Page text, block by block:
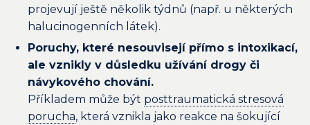
projevují ještě několik týdnů (např. u některých
halucinogenních látek).
Poruchy, které nesouvisejí přímo s intoxikací,
ale vznikly v důsledku užívání drogy či
návykového chování.
Příkladem může být posttraumatická stresová
porucha, která vznikla jako reakce na šokující